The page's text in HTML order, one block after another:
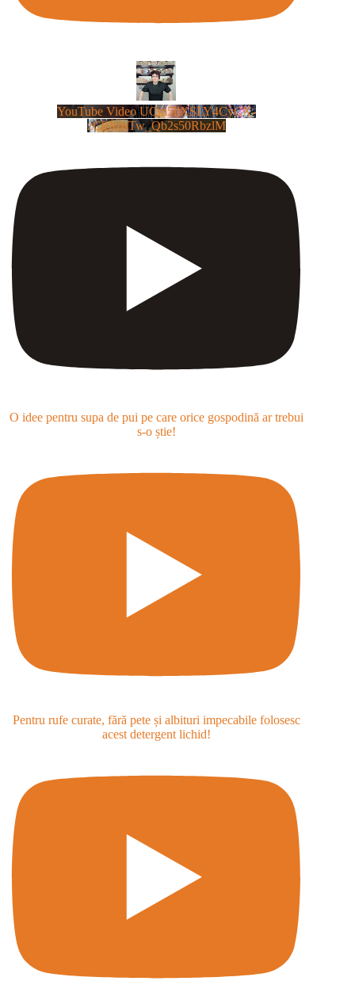
YouTube Video UCm5llXSLY4CyCX-
zC8XosTw_Qb2s50RbzlM
O idee pentru supa de pui pe care orice gospodină ar trebui
s-o știe!
Pentru rufe curate, fără pete și albituri impecabile folosesc
acest detergent lichid!